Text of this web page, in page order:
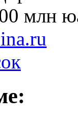
млн